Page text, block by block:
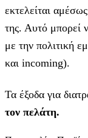
εκτελείται
της. Αυτό μπορεί
με την πολιτική
και incoming).
Τα έξοδα για
τον πελάτη.